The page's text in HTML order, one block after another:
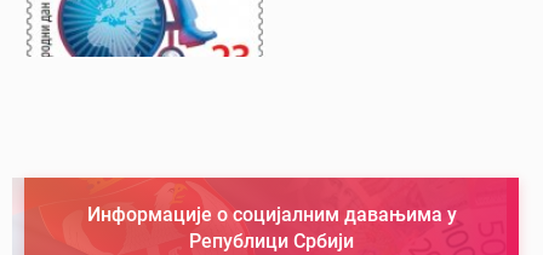
Информације о социјалним давањима у
Републици Србији